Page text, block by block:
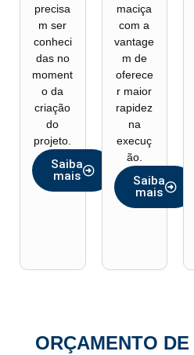
precisa
m ser
conheci
das no
moment
o da
criação
do
projeto.
Saiba
mais
maciça
com a
vantage
m de
oferece
r maior
rapidez
na
execuç
ão.
Saiba
mais
ORÇAMENTO